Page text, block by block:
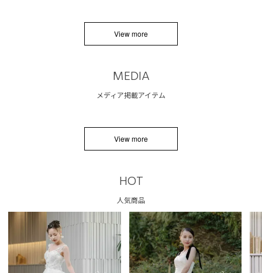
View more
MEDIA
メディア掲載アイテム
View more
HOT
人気商品